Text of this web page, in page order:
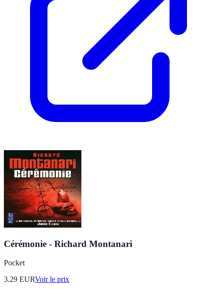
Cérémonie - Richard Montanari
Pocket
3.29 EURVoir le prix